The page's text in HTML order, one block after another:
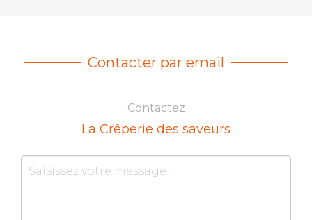
Contacter par email
Contactez
La Crêperie des saveurs